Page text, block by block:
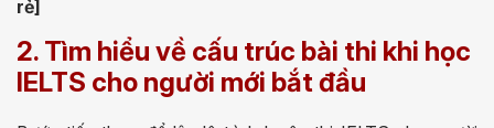
rẻ]
2. Tìm hiểu về cấu trúc bài thi khi học
IELTS cho người mới bắt đầu